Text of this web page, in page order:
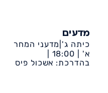
מדעים
כיתה ג'|מדעני המחר
א' | 18:00 |
דיונה-אשכול פיס
בהדרכת: אשכול פיס